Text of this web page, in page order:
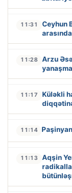
11:31
Ceyhun
11:28
Arzu
11:17
Küləkli
11:14
11:13
Aqşin